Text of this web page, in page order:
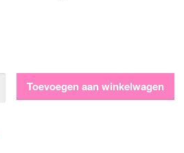
Toevoegen aan winkelwagen